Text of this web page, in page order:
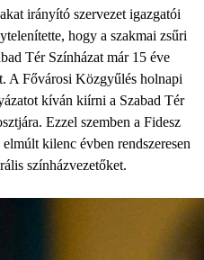
irányító szervezet igazgatói
hogy a szakmai zsűri
Tér Színházat már 15 éve
A Fővárosi Közgyűlés holnapi
kíván kiírni a Szabad Tér
Ezzel szemben a Fidesz
kilenc évben rendszeresen
színházvezetőket.